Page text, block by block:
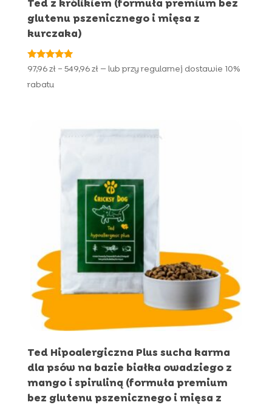
Ted z królikiem (formuła premium bez
glutenu pszenicznego i mięsa z
kurczaka)
Oceniono
5.00
na 5
97,96zł – 549,96złZakres
do
— lub przy regularnej dostawie 10%
rabatu
Ted Hipoalergiczna Plus sucha karma
dla psów na bazie białka owadziego z
mango i spiruliną (formuła premium
bez glutenu pszenicznego i mięsa z